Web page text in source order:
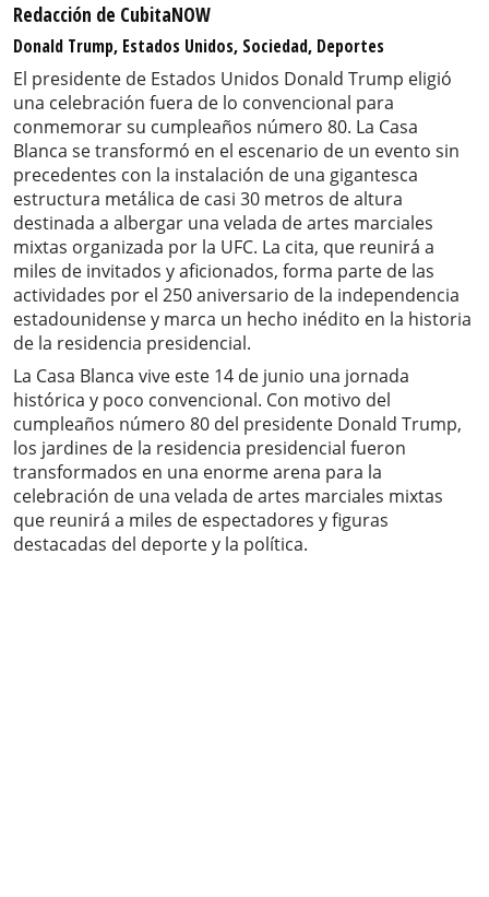
Redacción de CubitaNOW
Donald Trump, Estados Unidos, Sociedad, Deportes
El presidente de Estados Unidos Donald Trump eligió
una celebración fuera de lo convencional para
conmemorar su cumpleaños número 80. La Casa
Blanca se transformó en el escenario de un evento sin
precedentes con la instalación de una gigantesca
estructura metálica de casi 30 metros de altura
destinada a albergar una velada de artes marciales
mixtas organizada por la UFC. La cita, que reunirá a
miles de invitados y aficionados, forma parte de las
actividades por el 250 aniversario de la independencia
estadounidense y marca un hecho inédito en la historia
de la residencia presidencial.
La Casa Blanca vive este 14 de junio una jornada
histórica y poco convencional. Con motivo del
cumpleaños número 80 del presidente Donald Trump,
los jardines de la residencia presidencial fueron
transformados en una enorme arena para la
celebración de una velada de artes marciales mixtas
que reunirá a miles de espectadores y figuras
destacadas del deporte y la política.